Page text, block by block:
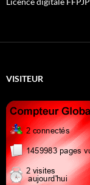
VISITEUR